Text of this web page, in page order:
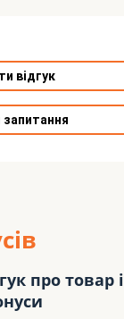
відгук
про товар і